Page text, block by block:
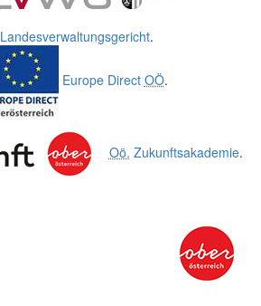
Landesverwaltungsgericht.
Europe Direct OÖ.
Oö. Zukunftsakademie.